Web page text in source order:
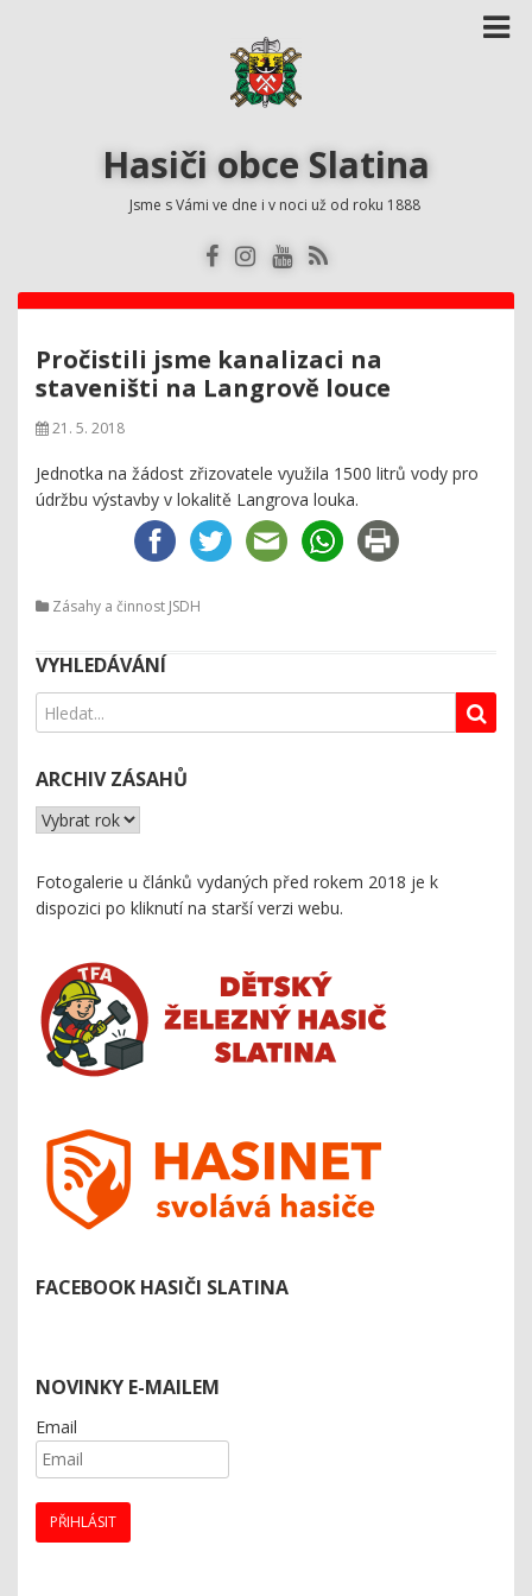
Hasiči obce Slatina
Jsme s Vámi ve dne i v noci už od roku 1888
Pročistili jsme kanalizaci na
staveništi na Langrově louce
21. 5. 2018
Jednotka na žádost zřizovatele využila 1500 litrů vody pro
údržbu výstavby v lokalitě Langrova louka.
Zásahy a činnost JSDH
VYHLEDÁVÁNÍ
ARCHIV ZÁSAHŮ
Fotogalerie u článků vydaných před rokem 2018 je k
dispozici po kliknutí na starší verzi webu.
FACEBOOK HASIČI SLATINA
NOVINKY E-MAILEM
Email